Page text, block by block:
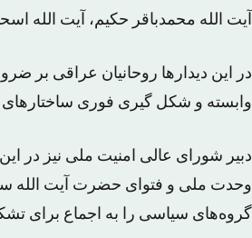
آیت الله محمدباقر حکیم، آیت الله
در این دیدار‌ها روحانیان عراقی بر
وابسته و شکل گیری فوری ساختارهای
دبیر شورای عالی امنیت ملی نیز در
وحدت ملی و فتوای حضرت آیت الله
گروه‌های سیاسی را به اجماع برای